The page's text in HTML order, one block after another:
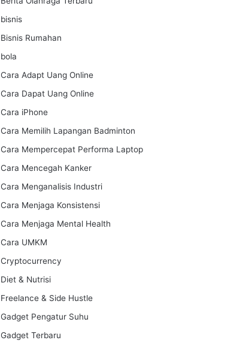
bisnis
Bisnis Rumahan
bola
Cara Adapt Uang Online
Cara Dapat Uang Online
Cara iPhone
Cara Memilih Lapangan Badminton
Cara Mempercepat Performa Laptop
Cara Mencegah Kanker
Cara Menganalisis Industri
Cara Menjaga Konsistensi
Cara Menjaga Mental Health
Cara UMKM
Cryptocurrency
Diet & Nutrisi
Freelance & Side Hustle
Gadget Pengatur Suhu
Gadget Terbaru